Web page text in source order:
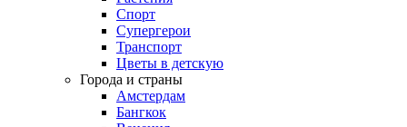
Спорт
Супергерои
Транспорт
Цветы в детскую
Города и страны
Амстердам
Бангкок